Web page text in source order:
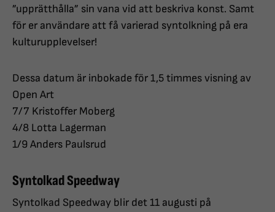
”upprätthålla” sin vana vid att beskriva konst. Samt
för er användare att få varierad syntolkning på era
kulturupplevelser!
Dessa datum är inbokade för 1,5 timmes visning av
Open Art
7/7 Kristoffer Moberg
4/8 Lotta Lagerman
1/9 Anders Paulsrud
Syntolkad Speedway
Syntolkad Speedway blir det 11 augusti på